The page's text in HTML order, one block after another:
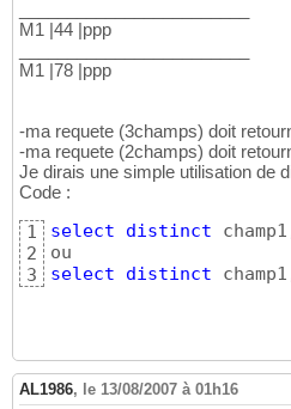
M1 |44 |ppp
M1 |78 |ppp
-ma requete (3champs) doit
-ma requete (2champs) doit
Je dirais une simple utilisation de
Code :
1
2
3
select distinct
select
distinct
AL1986, le 13/08/2007 à 01h16